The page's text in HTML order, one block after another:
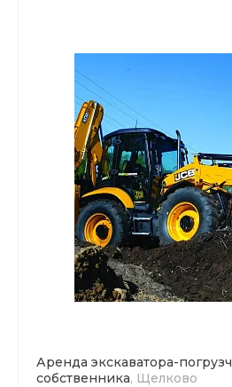
Аренда экскаватора-
собственника, Щелково